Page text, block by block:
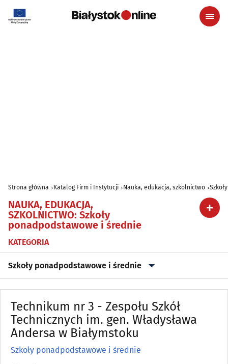
Strona główna Katalog Firm i Instytucji Nauka, edukacja, szkolnictwo
NAUKA, EDUKACJA,
SZKOLNICTWO: Szkoły
ponadpodstawowe i średnie
KATEGORIA
Szkoły ponadpodstawowe i średnie
Biblioteki(42)
Kursy przygotowawcze, maturalne (17)
Technikum nr 3 - Zespołu Szkół
Technicznych im. gen. Władysława
Andersa w Białymstoku
Szkoły ponadpodstawowe i średnie